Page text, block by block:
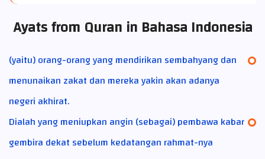
Ayats from Quran in Bahasa Indonesia
(yaitu) orang-orang yang mendirikan sembahyang dan
menunaikan zakat dan mereka yakin akan adanya
negeri akhirat.
Dialah yang meniupkan angin (sebagai) pembawa kabar
gembira dekat sebelum kedatangan rahmat-nya